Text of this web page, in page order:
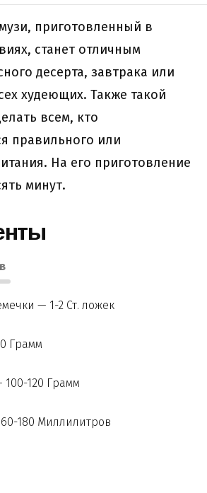
приготовленный в
станет отличным
десерта, завтрака или
худеющих. Также такой
всем, кто
правильного или
На его приготовление
минут.
— 1-2 Ст. ложек
Грамм
120 Грамм
180 Миллилитров